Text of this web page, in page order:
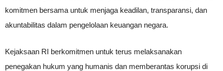
komitmen bersama untuk menjaga keadilan, transparansi, dan
akuntabilitas dalam pengelolaan keuangan negara.
Kejaksaan RI berkomitmen untuk terus melaksanakan
penegakan hukum yang humanis dan memberantas korupsi di